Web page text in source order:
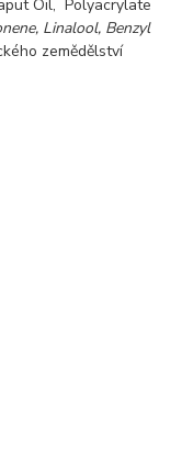
Oil, Polyacrylate
Linalool, Benzyl
zemědělství